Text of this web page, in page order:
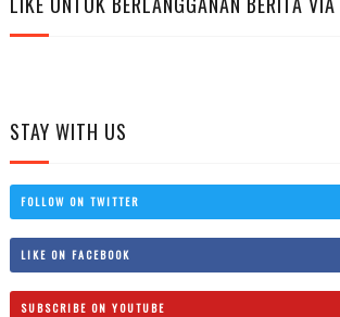
STAY WITH US
FOLLOW ON TWITTER
LIKE ON FACEBOOK
SUBSCRIBE ON YOUTUBE